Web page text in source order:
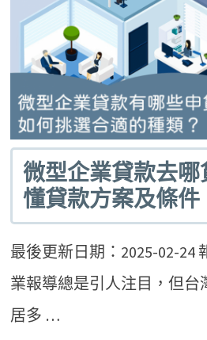
微型企業貸款去
懂貸款方案及條件
最後更新日期：2025-02-24
業報導總是引人注目，但台
居多 …